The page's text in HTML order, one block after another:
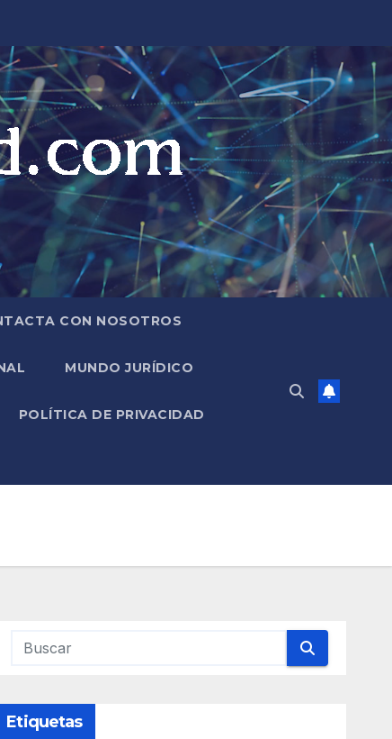
CON NOSOTROS
MUNDO JURÍDICO
POLÍTICA DE PRIVACIDAD
Etiquetas